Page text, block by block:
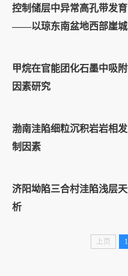
控制储层中异常高孔带发
——以琼东南盆地西部崖城
甲烷在官能团化石墨中吸
因素研究
渤南洼陷细粒沉积岩岩相
制因素
济阳坳陷三合村洼陷浅层
析
上页 1